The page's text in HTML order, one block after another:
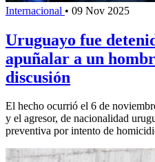
Internacional • 09 Nov 2025
Uruguayo fue
apuñalar a un
discusión
El hecho ocurrió el 6 de
y el agresor, de nacionalidad
preventiva por intento de